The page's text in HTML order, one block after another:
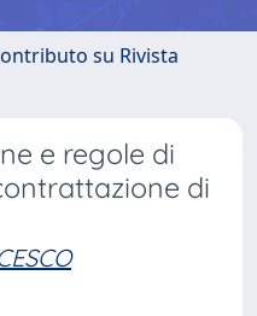
su Rivista
e regole di
di